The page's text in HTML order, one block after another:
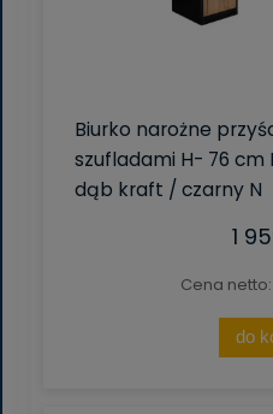
Biurko narożne
szufladami H- 76 cm
dąb kraft / czarny N
1
Cena netto:
do